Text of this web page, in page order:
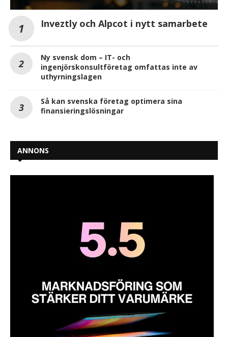
Inveztly och Alpcot i nytt samarbete
Ny svensk dom – IT- och
ingenjörskonsultföretag omfattas inte av
uthyrningslagen
Så kan svenska företag optimera sina
finansieringslösningar
ANNONS